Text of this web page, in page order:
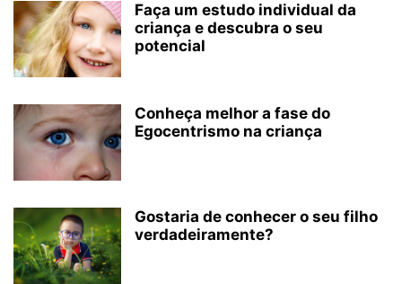
Faça um estudo individual da
criança e descubra o seu
potencial
Conheça melhor a fase do
Egocentrismo na criança
Gostaria de conhecer o seu filho
verdadeiramente?